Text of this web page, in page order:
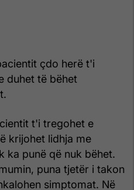
çdo herë t'i
duhet të bëhet
t'i tregohet e
krijohet lidhja me
ka punë që nuk bëhet.
puna tjetër i takon
simptomat. Në